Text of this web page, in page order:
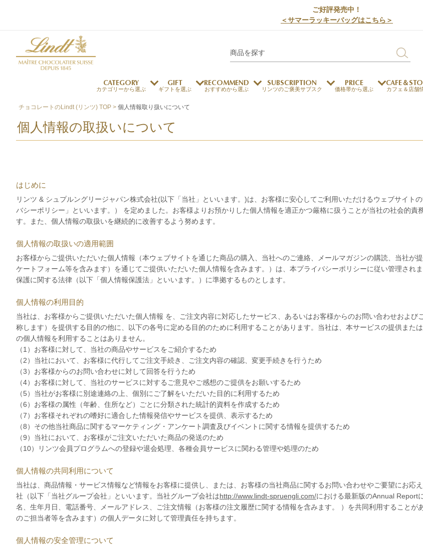
ご好評発売中！
＜サマーラッキーバッグはこちら＞
CATEGORY
カテゴリーから選ぶ
リンドール
フレーバー一覧
リンドール
関連商品一覧
チョコウェイファー
ドバイスタイル
チョコレート
エクセレンス
ショコラスイーツ
(焼き菓子)
すべて
GIFT
ギフトを選ぶ
eギフト のし対応商品
メッセージカード対応
商品
法人ギフト
RECOMMEND
おすすめから選ぶ
新商品 サマーチョコレート お中元
SUBSCRIPTION
リンツのご褒美サブスク
リンツのご褒美サブス
ク
PRICE
価格帯から選ぶ
～￥1,000
～￥2,000
CAFE＆
カフェ＆店舗
店舗を探す 店舗からのお知らせ カフェメニュー デジタルギフト 採用情報
リンツの秘密
最上級のカカオ
リンドールの秘密
メートルショコラティエ
オンラインショップご利用ガイド
よくある質問・お問い合わせ
チョコレートのLindt (リンツ) TOP 個人情報取り扱いについて
個人情報の取扱いについて
はじめに
リンツ & シュプルングリージャパン株式会社(以下「当社」といいます。)は、お客様に安心してご利用いただけるウェブサイト
バシーポリシー」といいます。） を定めました。お客様よりお預かりした個人情報を適正かつ厳格に扱うことが当社の社会的
す。また、個人情報の取扱いを継続的に改善するよう努めます。
個人情報の取扱いの適用範囲
お客様からご提供いただいた個人情報（本ウェブサイトを通じた商品の購入、当社へのご連絡、メールマガジンの購読、当社が
ケートフォーム等を含みます）を通じてご提供いただいた個人情報を含みます。）は、本プライバシーポリシーに従い管理さ
保護に関する法律（以下「個人情報保護法」といいます。）に準拠するものとします。
個人情報の利用目的
当社は、お客様からご提供いただいた個人情報 を、ご注文内容に対応したサービス、あるいはお客様からのお問い合わせおよ
称します）を提供する目的の他に、以下の各号に定める目的のために利用することがあります。当社は、本サービスの提供また
の個人情報を利用することはありません。
（1）お客様に対して、当社の商品やサービスをご紹介するため
（2）当社において、お客様に代行してご注文手続き、ご注文内容の確認、変更手続きを行うため
（3）お客様からのお問い合わせに対して回答を行うため
（4）お客様に対して、当社のサービスに対するご意見やご感想のご提供をお願いするため
（5）当社がお客様に別途連絡の上、個別にご了解をいただいた目的に利用するため
（6）お客様の属性（年齢、住所など）ごとに分類された統計的資料を作成するため
（7）お客様それぞれの嗜好に適合した情報発信やサービスを提供、表示するため
（8）その他当社商品に関するマーケティング・アンケート調査及びイベントに関する情報を提供するため
（9）当社において、お客様がご注文いただいた商品の発送のため
（10）リンツ会員プログラムへの登録や退会処理、各種会員サービスに関わる管理や処理のため
個人情報の共同利用について
当社は、商品情報・サービス情報など情報をお客様に提供し、または、お客様の当社商品に関するお問い合わせやご要望にお
社（以下「当社グループ会社」といいます。当社グループ会社はhttp://www.lindt-spruengli.com/における最新版のAnnual Report
名、生年月日、電話番号、メールアドレス、ご注文情報（お客様の注文履歴に関する情報を含みます。 ）を共同利用すること
のご担当者等を含みます）の個人データに対して管理責任を持ちます。
個人情報の安全管理について